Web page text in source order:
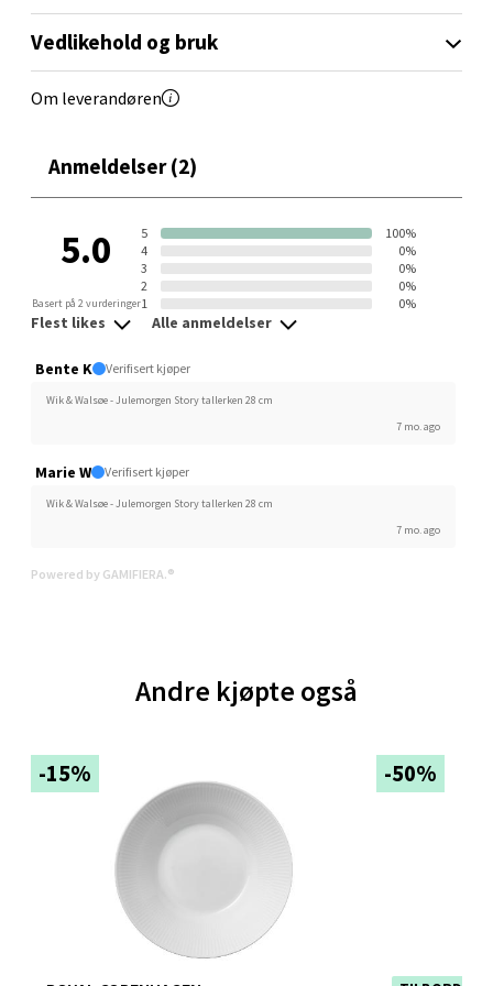
Vedlikehold og bruk
Om leverandøren
Anmeldelser (2)
5.0
Basert på 2 vurderinger
5
100%
4
0%
3
0%
2
0%
1
0%
Flest likes Alle anmeldelser
Bente K Verifisert kjøper
Wik & Walsøe - Julemorgen Story tallerken 28 cm
7 mo. ago
Marie W Verifisert kjøper
Wik & Walsøe - Julemorgen Story tallerken 28 cm
7 mo. ago
Powered by GAMIFIERA.®
Andre kjøpte også
-15% -50%
Sandvika - Thon Senter Sandvika
Brodtkorbsgate 7, 1338 Sandvika
Åpent i dag 10-21
1 i butikk
Bergen - Thon Senter Sartor
Trondheim - Sirkus Shopping
Falkenborgveien 5, 7044 Trondheim
Åpent i dag 09-21